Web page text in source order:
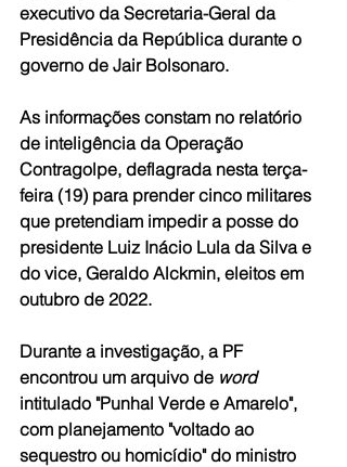
executivo da Secretaria-Geral da
Presidência da República durante o
governo de Jair Bolsonaro.
As informações constam no relatório
de inteligência da Operação
Contragolpe, deflagrada nesta terça-
feira (19) para prender cinco militares
que pretendiam impedir a posse do
presidente Luiz Inácio Lula da Silva e
do vice, Geraldo Alckmin, eleitos em
outubro de 2022.
Durante a investigação, a PF
encontrou um arquivo de word
intitulado "Punhal Verde e Amarelo",
com planejamento "voltado ao
sequestro ou homicídio" do ministro